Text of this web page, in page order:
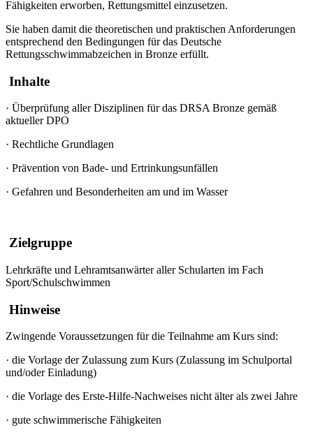
Fähigkeiten erworben, Rettungsmittel einzusetzen.
Sie haben damit die theoretischen und praktischen Anforderungen
entsprechend den Bedingungen für das Deutsche
Rettungsschwimmabzeichen in Bronze erfüllt.
Inhalte
· Überprüfung aller Disziplinen für das DRSA Bronze gemäß
aktueller DPO
· Rechtliche Grundlagen
· Prävention von Bade- und Ertrinkungsunfällen
· Gefahren und Besonderheiten am und im Wasser
Zielgruppe
Lehrkräfte und Lehramtsanwärter aller Schularten im Fach
Sport/Schulschwimmen
Hinweise
Zwingende Voraussetzungen für die Teilnahme am Kurs sind:
· die Vorlage der Zulassung zum Kurs (Zulassung im Schulportal
und/oder Einladung)
· die Vorlage des Erste-Hilfe-Nachweises nicht älter als zwei Jahre
· gute schwimmerische Fähigkeiten